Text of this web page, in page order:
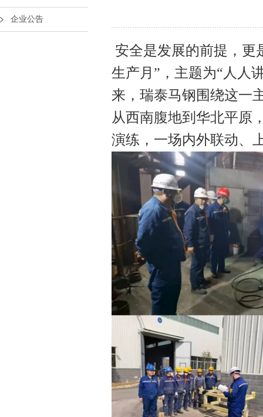
企业公告
安全是发展的前提，更
生产月”，主题为“人人
来，瑞泰马钢围绕这一
从西南腹地到华北平原
演练，一场内外联动、